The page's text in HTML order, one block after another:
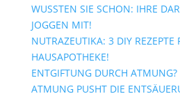
WUSSTEN SIE SCHON: IHRE
JOGGEN MIT!
NUTRAZEUTIKA: 3 DIY REZEPTE
HAUSAPOTHEKE!
ENTGIFTUNG DURCH ATMUNG?
ATMUNG PUSHT DIE